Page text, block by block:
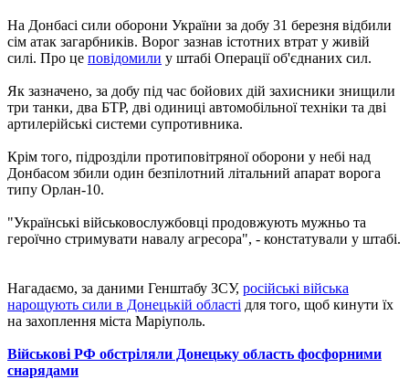
На Донбасі сили оборони України за добу 31 березня відбили
сім атак загарбників. Ворог зазнав істотних втрат у живій
силі. Про це повідомили у штабі Операції об'єднаних сил.
Як зазначено, за добу під час бойових дій захисники знищили
три танки, два БТР, дві одиниці автомобільної техніки та дві
артилерійські системи супротивника.
Крім того, підрозділи протиповітряної оборони у небі над
Донбасом збили один безпілотний літальний апарат ворога
типу Орлан-10.
"Українські військовослужбовці продовжують мужньо та
героїчно стримувати навалу агресора", - констатували у штабі.
Нагадаємо, за даними Генштабу ЗСУ, російські війська
нарощують сили в Донецькій області для того, щоб кинути їх
на захоплення міста Маріуполь.
Військові РФ обстріляли Донецьку область фосфорними
снарядами